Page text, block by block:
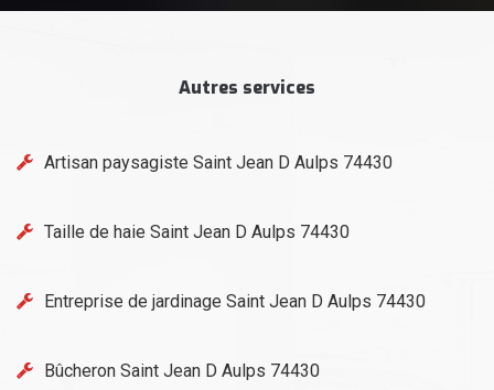
Autres services
Artisan paysagiste Saint Jean D Aulps 74430
Taille de haie Saint Jean D Aulps 74430
Entreprise de jardinage Saint Jean D Aulps 74430
Bûcheron Saint Jean D Aulps 74430